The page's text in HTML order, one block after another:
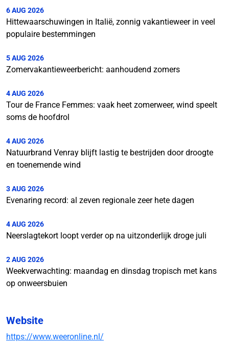
6 AUG 2026
Hittewaarschuwingen in Italië, zonnig vakantieweer in veel
populaire bestemmingen
5 AUG 2026
Zomervakantieweerbericht: aanhoudend zomers
4 AUG 2026
Tour de France Femmes: vaak heet zomerweer, wind speelt
soms de hoofdrol
4 AUG 2026
Natuurbrand Venray blijft lastig te bestrijden door droogte
en toenemende wind
3 AUG 2026
Evenaring record: al zeven regionale zeer hete dagen
4 AUG 2026
Neerslagtekort loopt verder op na uitzonderlijk droge juli
2 AUG 2026
Weekverwachting: maandag en dinsdag tropisch met kans
op onweersbuien
Website
https://www.weeronline.nl/